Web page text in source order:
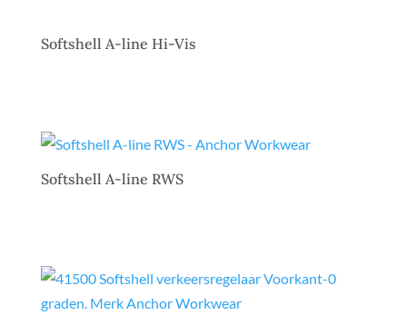
Softshell A-line Hi-Vis
Softshell A-line RWS